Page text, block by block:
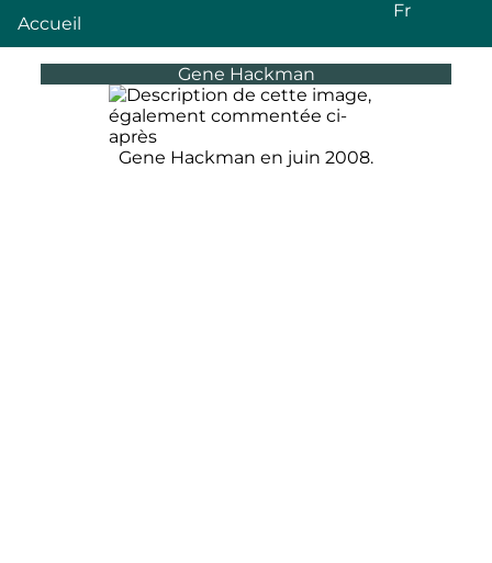
Accueil
Fr
Gene Hackman
Gene Hackman en juin 2008.